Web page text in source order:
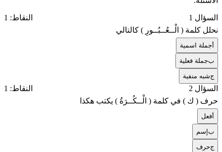
السؤال 1
النقاط: 1
نحلل كلمة ( الْــعُــبُــورِ ) كالتالي
جملة اسمية
بجملة فعلية
جشبه منفية
السؤال 2
النقاط: 1
حرف ( ك ) في كلمة ( الْــكُــرَةُ ) يكتب هكذا
فعل
بإسم
جحرف